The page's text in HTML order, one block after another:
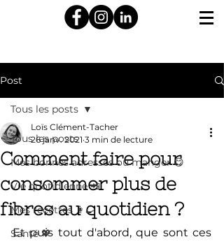
Post
Tous les posts
Mes bonnes adresses où manger 😋
Vie quotidienne 📲
Mes recettes 👩‍🍳
Santé 💖
Tous les posts
Comment faire pour
consommer plus de
fibres au quotidien ?
Loïs Clément-Tacher
26 janv. 2021 3 min de lecture
Et puis tout d'abord, que sont ces